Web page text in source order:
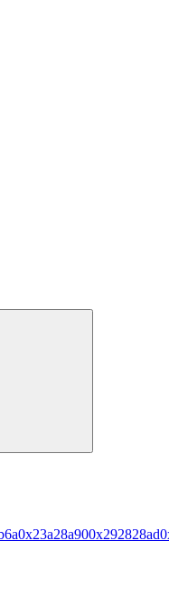
0x23a28a900x292828ad